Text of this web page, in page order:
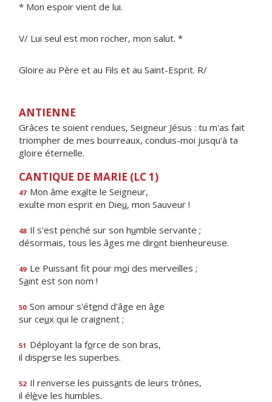
* Mon espoir vient de lui.
V/ Lui seul est mon rocher, mon salut. *
Gloire au Père et au Fils et au Saint-Esprit. R/
ANTIENNE
Grâces te soient rendues, Seigneur Jésus : tu m'as fait
triompher de mes bourreaux, conduis-moi jusqu'à ta
gloire éternelle.
CANTIQUE DE MARIE (LC 1)
47 Mon âme exalte le Seigneur,
exulte mon esprit en Dieu, mon Sauveur !
48 Il s'est penché sur son humble servante ;
désormais, tous les âges me diront bienheureuse.
49 Le Puissant fit pour moi des merveilles ;
Saint est son nom !
50 Son amour s'étend d'âge en âge
sur ceux qui le craignent ;
51 Déployant la force de son bras,
il disperse les superbes.
52 Il renverse les puissants de leurs trônes,
il élève les humbles.